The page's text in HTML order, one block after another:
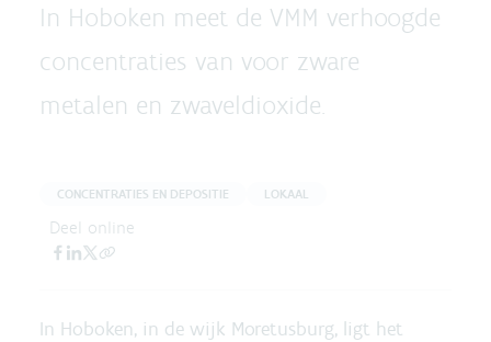
In Hoboken meet de VMM verhoogde
concentraties van voor zware
metalen en zwaveldioxide.
CONCENTRATIES EN DEPOSITIE LOKAAL
Deel online
In Hoboken, in de wijk Moretusburg, ligt het